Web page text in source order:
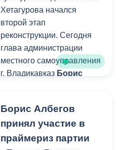
спорта, игр и культуры
Северной Осетии.
Хетагурова начался
второй этап
реконструкции. Сегодня
глава администрации
местного самоуправления
г. Владикавказ Борис
Основной целью его
инспекции стал контроль
за проведением работ на
Борис Албегов
принял участие в
праймериз партии